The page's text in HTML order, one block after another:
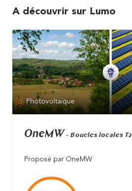
A découvrir sur Lumo
Photovoltaïque
OneMW - Boucles locales T2
Proposé par OneMW